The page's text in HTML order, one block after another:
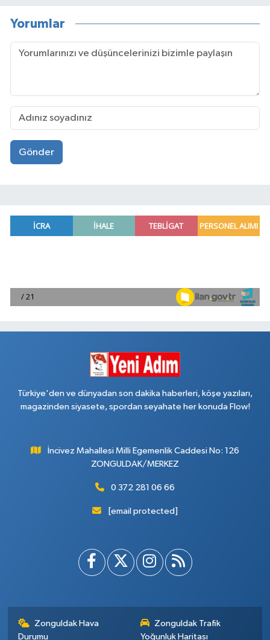
Yorumlar
Gönder
Türkiye'den ve dünyadan son dakika haberleri, köşe yazıları,
magazinden siyasete, spordan seyahate her konuda Flow!
İncivez Mahallesi Milli Egemenlik Caddesi No: 126
ZONGULDAK/MERKEZ
0 372 281 06 66
[email protected]
Zonguldak Hava
Durumu
Zonguldak Trafik
Yoğunluk Haritası